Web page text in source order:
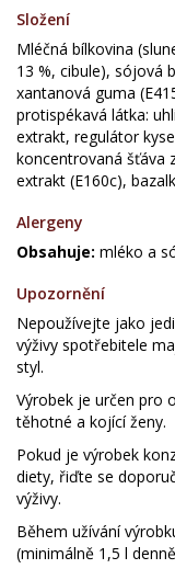
Složení
Mléčná bílkovina
13 %, cibule), sójová
xantanová guma
protispékavá látka:
extrakt, regulátor
koncentrovaná šťáva
extrakt (E160c),
Alergeny
Obsahuje: mléko a
Upozornění
Nepoužívejte jako
výživy spotřebitele
styl.
Výrobek je určen pro
těhotné a kojící ženy.
Pokud je výrobek
diety, řiďte se
výživy.
Během užívání
(minimálně 1,5 l